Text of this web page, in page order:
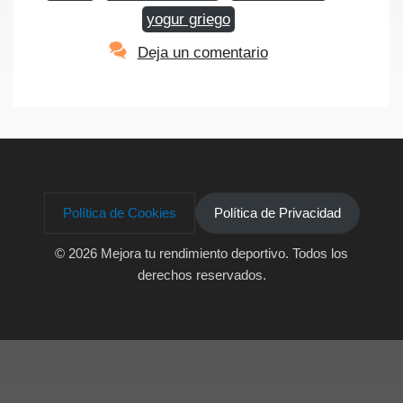
yogur griego
Deja un comentario
Política de Cookies Política de Privacidad
© 2026 Mejora tu rendimiento deportivo. Todos los
derechos reservados.